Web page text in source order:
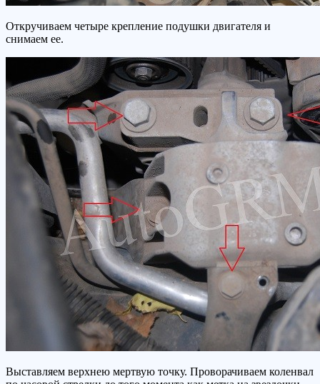
Откручиваем четыре крепление подушки двигателя и
снимаем ее.
Выставляем верхнею мертвую точку. Проворачиваем коленвал